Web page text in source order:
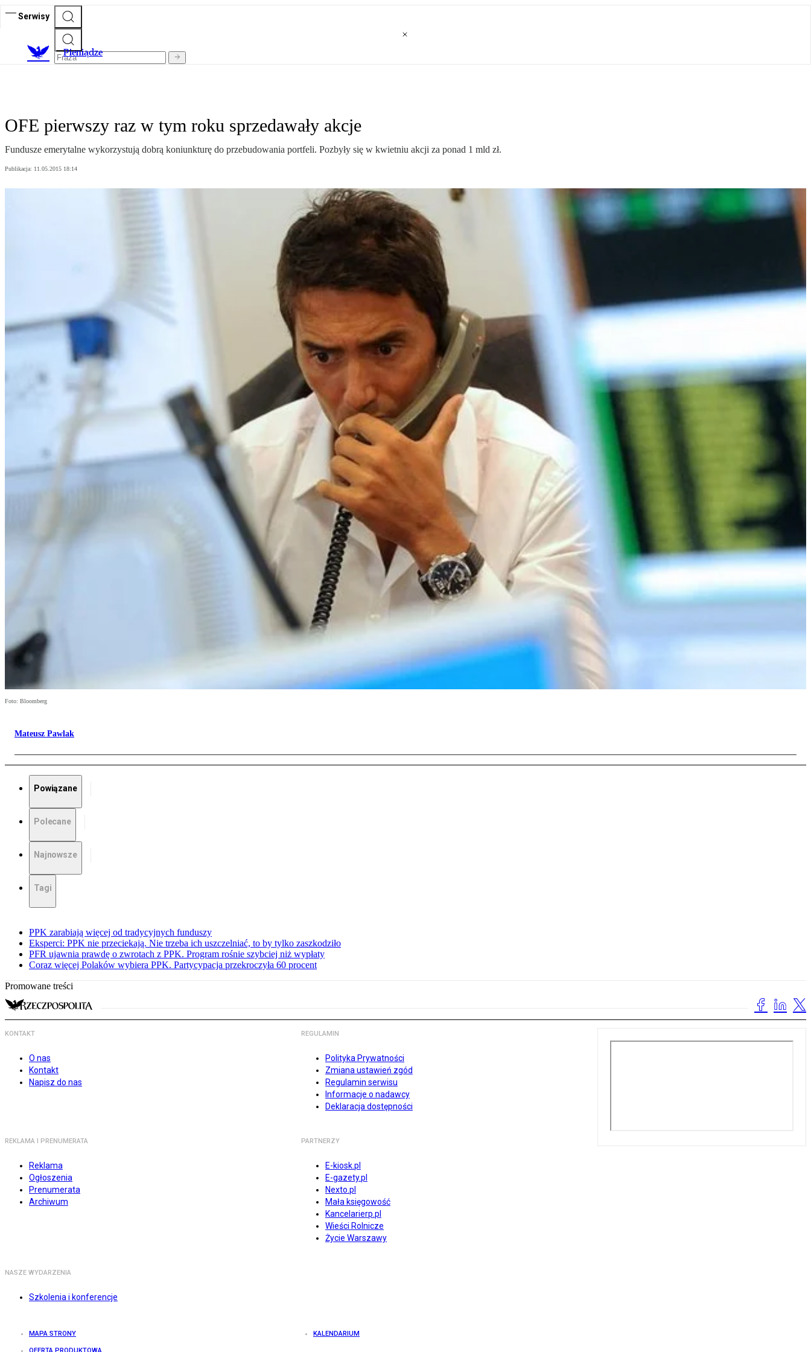
Serwisy
Pieniądze
OFE pierwszy raz w tym roku sprzedawały akcje
Fundusze emerytalne wykorzystują dobrą koniunkturę do przebudowania portfeli. Pozbyły się w kwietniu akcji za ponad 1 mld zł.
Publikacja: 11.05.2015 18:14
Foto: Bloomberg
Mateusz Pawlak
Powiązane
Polecane
Najnowsze
Tagi
PPK zarabiają więcej od tradycyjnych funduszy
Eksperci: PPK nie przeciekają. Nie trzeba ich uszczelniać, to by tylko zaszkodziło
PFR ujawnia prawdę o zwrotach z PPK. Program rośnie szybciej niż wypłaty
Coraz więcej Polaków wybiera PPK. Partycypacja przekroczyła 60 procent
Promowane treści
KONTAKT
O nas
Kontakt
Napisz do nas
REGULAMIN
Polityka Prywatności
Zmiana ustawień zgód
Regulamin serwisu
Informacje o nadawcy
Deklaracja dostępności
REKLAMA I PRENUMERATA
Reklama
Ogłoszenia
Prenumerata
Archiwum
PARTNERZY
E-kiosk.pl
E-gazety.pl
Nexto.pl
Mała księgowość
Kancelarierp.pl
Wieści Rolnicze
Życie Warszawy
NASZE WYDARZENIA
Szkolenia i konferencje
MAPA STRONY KALENDARIUM